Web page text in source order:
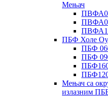
Мењач
ПБФ Холе
ПБФ
ПБФ
Мењач са
излазним